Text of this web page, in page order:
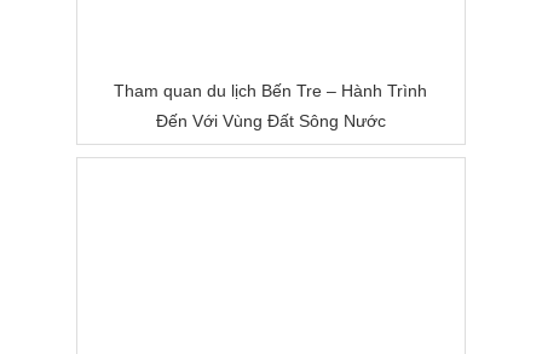
Tham quan du lịch Bến Tre – Hành Trình
Đến Với Vùng Đất Sông Nước